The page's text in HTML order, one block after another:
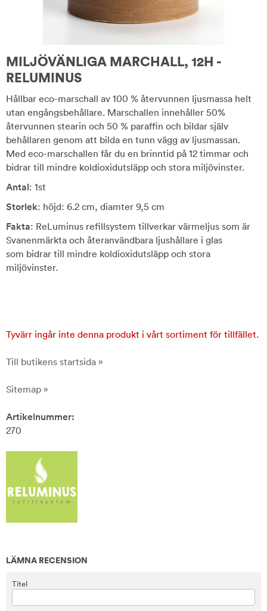
MILJÖVÄNLIGA MARCHALL, 12H -
RELUMINUS
Hållbar eco-marschall av 100 % återvunnen ljusmassa helt
utan engångsbehållare. Marschallen innehåller 50%
återvunnen stearin och 50 % paraffin och bildar själv
behållaren genom att bilda en tunn vägg av ljusmassan.
Med eco-marschallen får du en brinntid på 12 timmar och
bidrar till mindre koldioxidutsläpp och stora miljövinster.
Antal: 1st
Storlek: höjd: 6.2 cm, diamter 9,5 cm
Fakta: ReLuminus refillsystem tillverkar värmeljus som är
Svanenmärkta och återanvändbara ljushållare i glas
som bidrar till mindre koldioxidutsläpp och stora
miljövinster.
Tyvärr ingår inte denna produkt i vårt sortiment för tillfället.
Till butikens startsida »
Sitemap »
Artikelnummer:
270
LÄMNA RECENSION
Titel